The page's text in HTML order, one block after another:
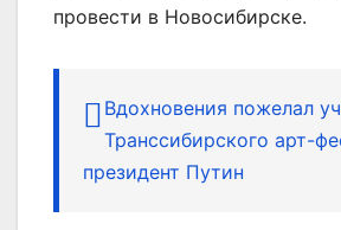
провести в Новосибирске.
Вдохновения пожелал
Транссибирского арт-
президент Путин